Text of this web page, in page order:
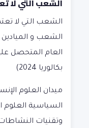
الشعب التي لا
الشعب التي لا
الشعب و الميادين
العام المتحصل
بكالوريا 2024)
ميدان العلوم
السياسية العلوم
وتقنيات النشاطات